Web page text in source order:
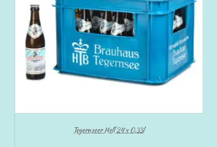
Tegernseer Hell 24 x 0,33l